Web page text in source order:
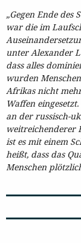
„Gegen Ende
war die im
unter Alexander
dass alles
wurden
Afrikas nicht
Waffen
an der russisch-
weitreichenderer
ist es mit einem
heißt, dass das
Menschen